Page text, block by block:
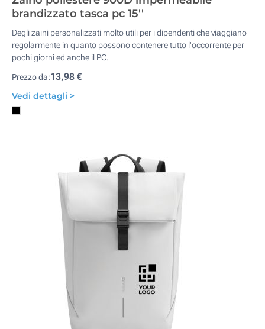
brandizzato tasca pc 15''
Degli zaini personalizzati molto utili per i dipendenti che viaggiano
regolarmente in quanto possono contenere tutto l'occorrente per
pochi giorni ed anche il PC.
Prezzo da:13,98 €
Vedi dettagli >